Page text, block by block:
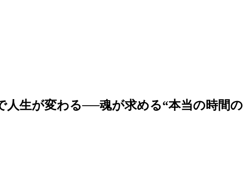
人生が変わる──魂が求める“本当の時間の